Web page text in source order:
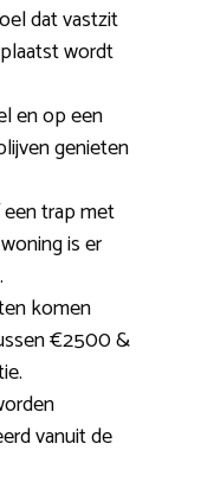
dat vastzit
wordt
en op een
genieten
trap met
is er
komen
€2500 &
vanuit de